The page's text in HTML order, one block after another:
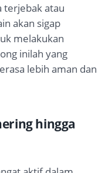
terjebak atau
akan sigap
melakukan
inilah yang
lebih aman dan
hingga